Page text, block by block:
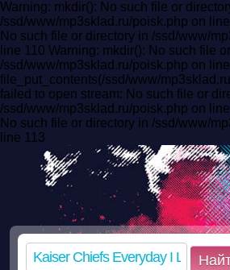
Warning: mkdir(): No such file or
/ssd/www/mp3sklad.ru/poisk.php on
No such file or directory in /ssd/www/
line 110 Warning: mkdir(): No such file
/ssd/www/mp3sklad.ru/poisk.php on
file_put_contents(/ssd/www/
failed to open stream: No such file or
/ssd/www/mp3sklad.ru/poisk.php on
No such file or directory in /ssd/www/
line 113